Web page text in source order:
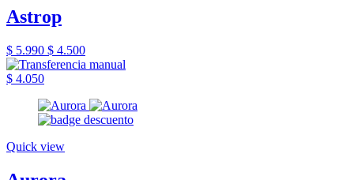
Astrop
$ 5.990 $ 4.500
$ 4.050
Quick view